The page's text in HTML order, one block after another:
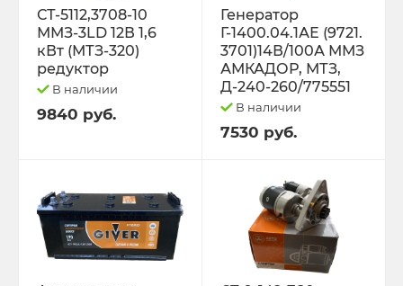
СТ-5112,3708-10
ММЗ-3LD 12В 1,6
кВт (МТЗ-320)
редуктор
В наличии
9840 руб.
Генератор
Г-1400.04.1АЕ (9721.
3701)14В/100А ММЗ
АМКАДОР, МТЗ,
Д-240-260/775551
В наличии
7530 руб.
Трактор МТЗ-320
Трактор МТЗ-82 Д-243 Д-245
Трактор Т-130,170
Трактор Т-25,Т-16 Т-30 Т-45 Т-2048
Трактор Т-40, ЛТЗ-55/60 (Д-144)